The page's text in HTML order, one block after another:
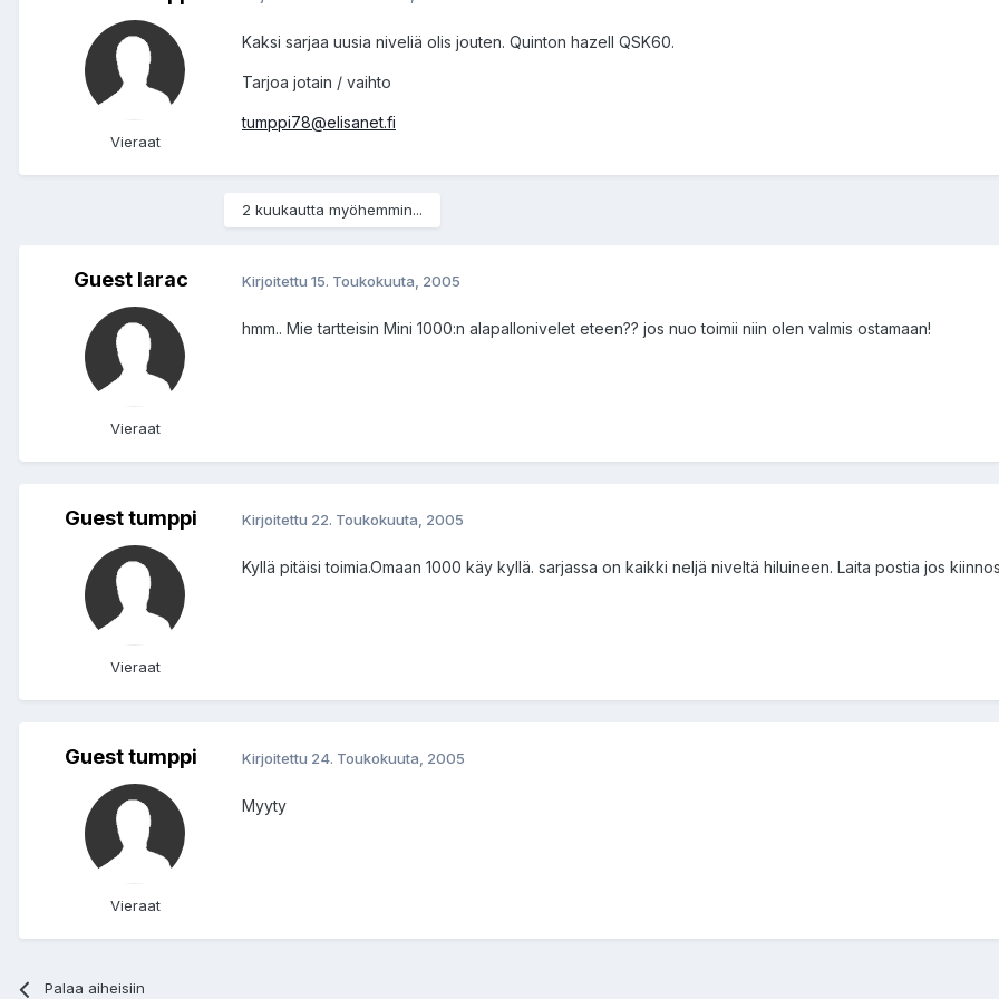
Vieraat
Kaksi sarjaa uusia niveliä olis jouten. Quinton hazell QSK60.
Tarjoa jotain / vaihto
tumppi78@elisanet.fi
2 kuukautta myöhemmin...
Guest larac
Vieraat
Kirjoitettu 15. Toukokuuta, 2005
hmm.. Mie tartteisin Mini 1000:n alapallonivelet eteen?? jos nuo toimii niin olen valmis ostamaan!
Guest tumppi
Vieraat
Kirjoitettu 22. Toukokuuta, 2005
Kyllä pitäisi toimia.Omaan 1000 käy kyllä. sarjassa on kaikki neljä niveltä hiluineen. Laita postia jos
Guest tumppi
Vieraat
Kirjoitettu 24. Toukokuuta, 2005
Myyty
Palaa aiheisiin